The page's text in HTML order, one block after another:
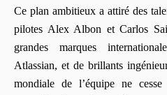
Ce plan ambitieux a attiré des
pilotes Alex Albon et Carlos
grandes marques
Atlassian, et de brillants
mondiale de l’équipe ne